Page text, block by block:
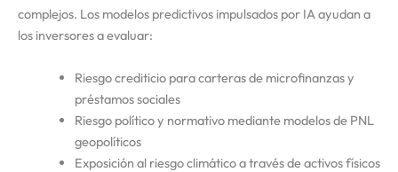
complejos. Los modelos predictivos impulsados por IA ayudan a
los inversores a evaluar:
Riesgo crediticio para carteras de microfinanzas y
préstamos sociales
Riesgo político y normativo mediante modelos de PNL
geopolíticos
Exposición al riesgo climático a través de activos físicos